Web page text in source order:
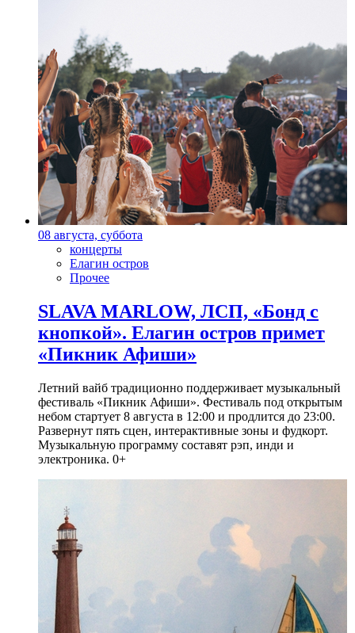
08 августа, суббота
концерты
Елагин остров
Прочее
SLAVA MARLOW, ЛСП, «Бонд с
кнопкой». Елагин остров примет
«Пикник Афиши»
Летний вайб традиционно поддерживает музыкальный
фестиваль «Пикник Афиши». Фестиваль под открытым
небом стартует 8 августа в 12:00 и продлится до 23:00.
Развернут пять сцен, интерактивные зоны и фудкорт.
Музыкальную программу составят рэп, инди и
электроника. 0+